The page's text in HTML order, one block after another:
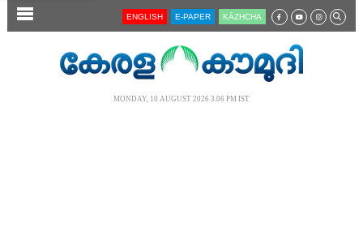
SECTIONS ENGLISH E-PAPER KĀZHCHA
MONDAY, 10 AUGUST 2026 3.06 PM IST